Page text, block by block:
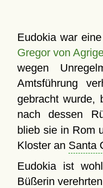
Eudokia war
Gregor von
wegen
Amtsführung
gebracht wurde,
nach dessen
blieb sie in Rom
Kloster an Santa
Eudokia ist
Büßerin verehrten